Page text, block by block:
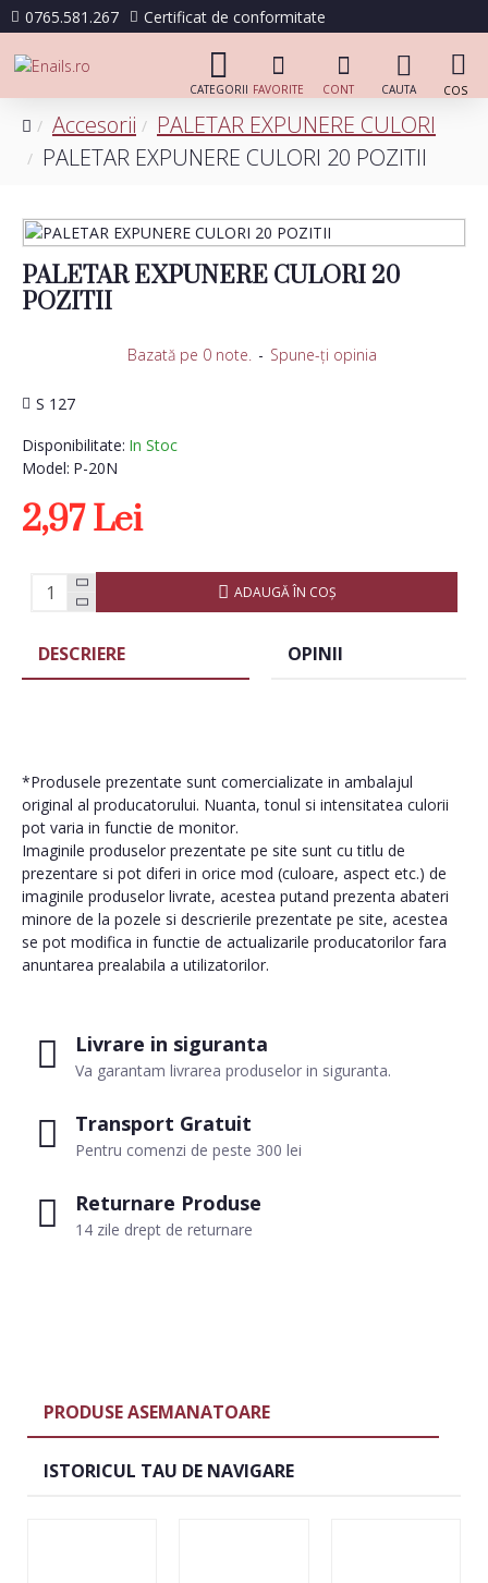
0765.581.267 Certificat de conformitate
Accesorii
PALETAR EXPUNERE CULORI
PALETAR EXPUNERE CULORI 20 POZITII
PALETAR EXPUNERE CULORI 20
POZITII
Disponibilitate: In Stoc
Model: P-20N
S 127
Bazată pe 0 note. - Spune-ţi opinia
2,97 Lei
ADAUGĂ ÎN COŞ
Livrare in siguranta
Va garantam livrarea produselor in siguranta.
Transport Gratuit
Pentru comenzi de peste 300 lei
Returnare Produse
14 zile drept de returnare
DESCRIERE OPINII
*Produsele prezentate sunt comercializate in ambalajul
original al producatorului. Nuanta, tonul si intensitatea culorii
pot varia in functie de monitor.
Imaginile produselor prezentate pe site sunt cu titlu de
prezentare si pot diferi in orice mod (culoare, aspect etc.) de
imaginile produselor livrate, acestea putand prezenta abateri
minore de la pozele si descrierile prezentate pe site, acestea
se pot modifica in functie de actualizarile producatorilor fara
anuntarea prealabila a utilizatorilor.
PRODUSE ASEMANATOARE
ISTORICUL TAU DE NAVIGARE